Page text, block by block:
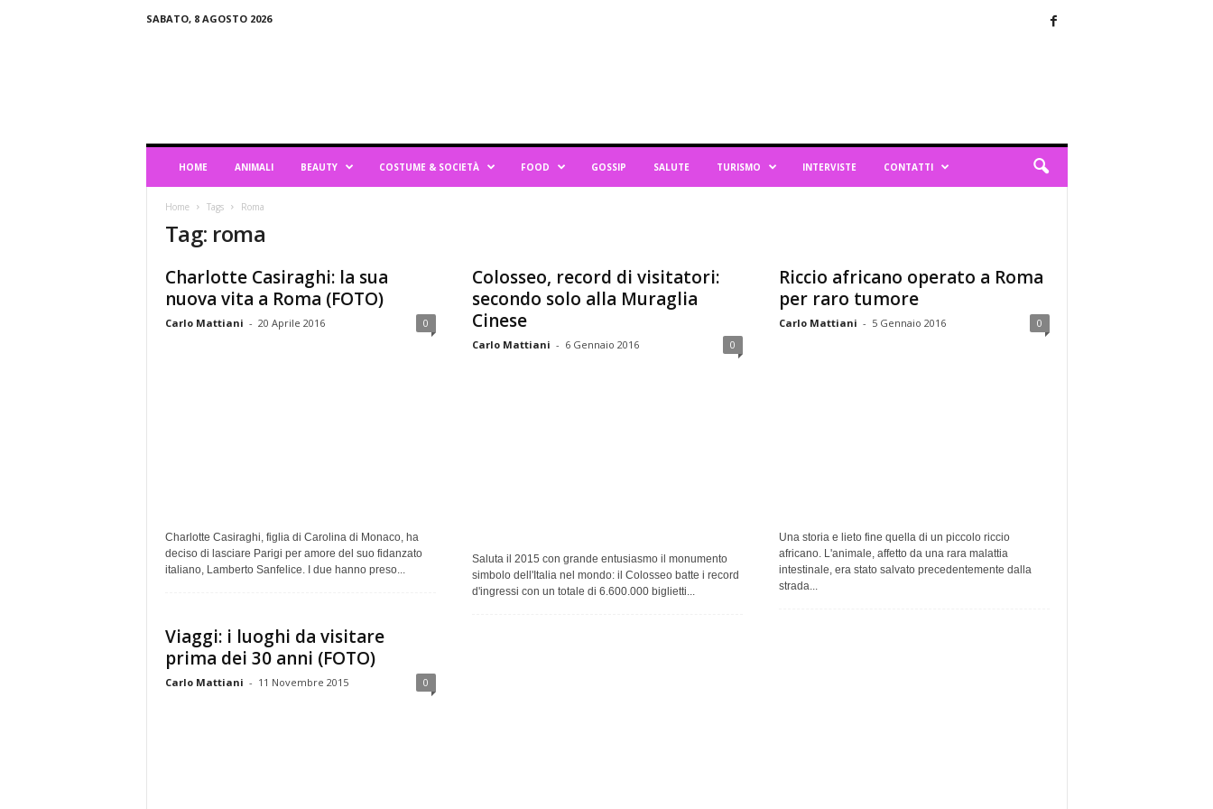
SABATO, 8 AGOSTO 2026
HOME ANIMALI BEAUTY COSTUME & SOCIETÀ FOOD GOSSIP SALUTE TURISMO INTERVISTE CONTATTI
Home Tags Roma
Tag: roma
Charlotte Casiraghi: la sua
nuova vita a Roma (FOTO)
Carlo Mattiani - 20 Aprile 2016 0
Charlotte Casiraghi, figlia di Carolina di Monaco, ha
deciso di lasciare Parigi per amore del suo fidanzato
italiano, Lamberto Sanfelice. I due hanno preso...
Colosseo, record di visitatori:
secondo solo alla Muraglia
Cinese
Carlo Mattiani - 6 Gennaio 2016 0
Saluta il 2015 con grande entusiasmo il monumento
simbolo dell'Italia nel mondo: il Colosseo batte i record
d'ingressi con un totale di 6.600.000 biglietti...
Riccio africano operato a Roma
per raro tumore
Carlo Mattiani - 5 Gennaio 2016 0
Una storia e lieto fine quella di un piccolo riccio
africano. L'animale, affetto da una rara malattia
intestinale, era stato salvato precedentemente dalla
strada...
Viaggi: i luoghi da visitare
prima dei 30 anni (FOTO)
Carlo Mattiani - 11 Novembre 2015 0